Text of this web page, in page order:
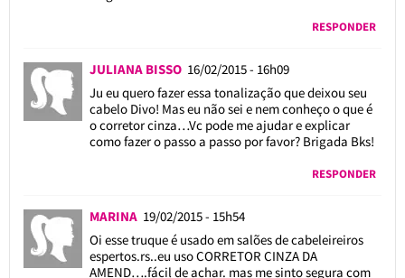
RESPONDER
JULIANA BISSO 16/02/2015 - 16h09
Ju eu quero fazer essa tonalização que deixou seu
cabelo Divo! Mas eu não sei e nem conheço o que é
o corretor cinza…Vc pode me ajudar e explicar
como fazer o passo a passo por favor? Brigada Bks!
RESPONDER
MARINA 19/02/2015 - 15h54
Oi esse truque é usado em salões de cabeleireiros
espertos.rs..eu uso CORRETOR CINZA DA
AMEND….fácil de achar. mas me sinto segura com